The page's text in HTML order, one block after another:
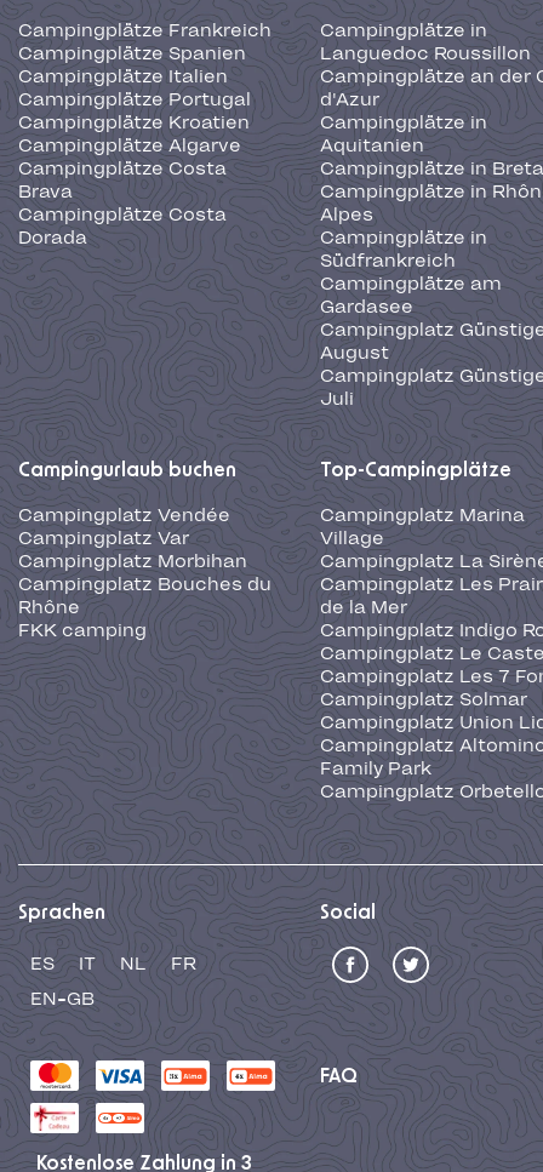
Campingplätze Frankreich
Campingplätze Spanien
Campingplätze Italien
Campingplätze Portugal
Campingplätze Kroatien
Campingplätze Algarve
Campingplätze Costa
Brava
Campingplätze Costa
Dorada
Campingplätze in
Languedoc Roussillon
Campingplätze an der
d'Azur
Campingplätze in
Aquitanien
Campingplätze in
Campingplätze in
Alpes
Campingplätze in
Südfrankreich
Campingplätze am
Gardasee
Campingplatz
August
Campingplatz
Juli
Campingurlaub buchen
Campingplatz Vendée
Campingplatz Var
Campingplatz Morbihan
Campingplatz Bouches du
Rhône
FKK camping
Top-Campingplätze
Campingplatz Marina
Village
Campingplatz La
Campingplatz Les
de la Mer
Campingplatz Indigo
Campingplatz Le
Campingplatz Les 7
Campingplatz Solmar
Campingplatz Union
Campingplatz
Family Park
Campingplatz
Sprachen
ES IT NL
FR
EN-GB
Social
FAQ
Kostenlose Zahlung in 3